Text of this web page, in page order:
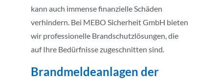
kann auch immense finanzielle Schäden
verhindern. Bei MEBO Sicherheit GmbH bieten
wir professionelle Brandschutzlösungen, die
auf Ihre Bedürfnisse zugeschnitten sind.
Brandmeldeanlagen der